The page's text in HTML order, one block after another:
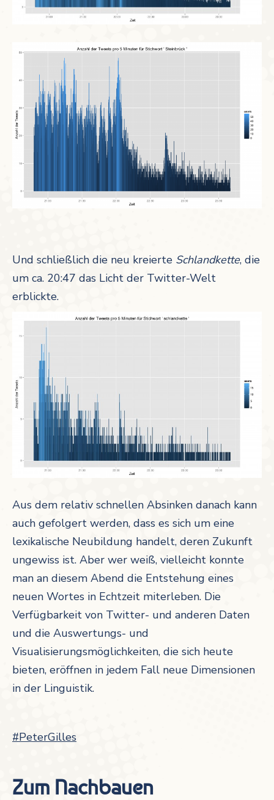
Und schließlich die neu kreierte Schlandkette, die
um ca. 20:47 das Licht der Twitter-Welt
erblickte.
Aus dem relativ schnellen Absinken danach kann
auch gefolgert werden, dass es sich um eine
lexikalische Neubildung handelt, deren Zukunft
ungewiss ist. Aber wer weiß, vielleicht konnte
man an diesem Abend die Entstehung eines
neuen Wortes in Echtzeit miterleben. Die
Verfügbarkeit von Twitter- und anderen Daten
und die Auswertungs- und
Visualisierungsmöglichkeiten, die sich heute
bieten, eröffnen in jedem Fall neue Dimensionen
in der Linguistik.
#PeterGilles
Zum Nachbauen